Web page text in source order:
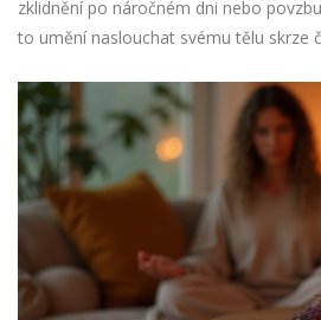
zklidnění po náročném dni nebo
to umění naslouchat svému tělu skrze